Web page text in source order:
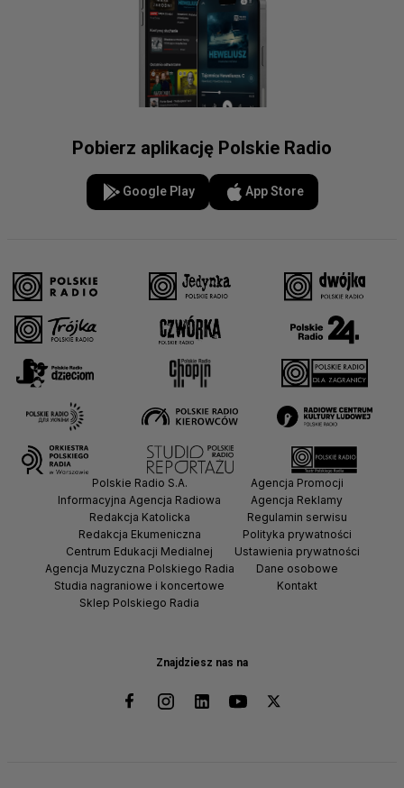
Pobierz aplikację Polskie Radio
Google Play App Store
Znajdziesz nas na
Polskie Radio S.A.
Informacyjna Agencja Radiowa
Redakcja Katolicka
Redakcja Ekumeniczna
Centrum Edukacji Medialnej
Agencja Muzyczna Polskiego Radia
Studia nagraniowe i koncertowe
Sklep Polskiego Radia
Agencja Promocji
Agencja Reklamy
Regulamin serwisu
Polityka prywatności
Ustawienia prywatności
Dane osobowe
Kontakt